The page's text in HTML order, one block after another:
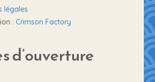
légales
: Crimson Factory
d’ouverture